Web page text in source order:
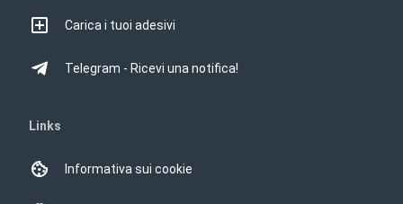
Carica i tuoi adesivi
Telegram - Ricevi una notifica!
Links
Informativa sui cookie